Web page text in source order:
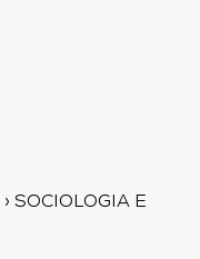
› SOCIOLOGIA E